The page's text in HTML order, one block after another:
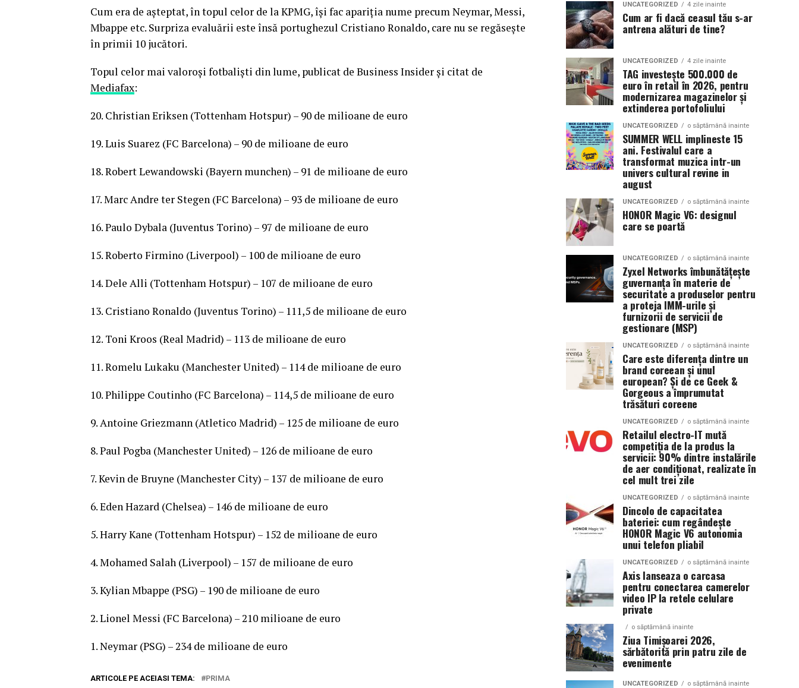
Cum era de aşteptat, în topul celor de la KPMG, îşi fac apariţia nume precum Neymar, Messi,
Mbappe etc. Surpriza evaluării este însă portughezul Cristiano Ronaldo, care nu se regăseşte
în primii 10 jucători.
Topul celor mai valoroşi fotbalişti din lume, publicat de Business Insider şi citat de
Mediafax:
20. Christian Eriksen (Tottenham Hotspur) – 90 de milioane de euro
19. Luis Suarez (FC Barcelona) – 90 de milioane de euro
18. Robert Lewandowski (Bayern munchen) – 91 de milioane de euro
17. Marc Andre ter Stegen (FC Barcelona) – 93 de milioane de euro
16. Paulo Dybala (Juventus Torino) – 97 de milioane de euro
15. Roberto Firmino (Liverpool) – 100 de milioane de euro
14. Dele Alli (Tottenham Hotspur) – 107 de milioane de euro
13. Cristiano Ronaldo (Juventus Torino) – 111,5 de milioane de euro
12. Toni Kroos (Real Madrid) – 113 de milioane de euro
11. Romelu Lukaku (Manchester United) – 114 de milioane de euro
10. Philippe Coutinho (FC Barcelona) – 114,5 de milioane de euro
9. Antoine Griezmann (Atletico Madrid) – 125 de milioane de euro
8. Paul Pogba (Manchester United) – 126 de milioane de euro
7. Kevin de Bruyne (Manchester City) – 137 de milioane de euro
6. Eden Hazard (Chelsea) – 146 de milioane de euro
5. Harry Kane (Tottenham Hotspur) – 152 de milioane de euro
4. Mohamed Salah (Liverpool) – 157 de milioane de euro
3. Kylian Mbappe (PSG) – 190 de milioane de euro
2. Lionel Messi (FC Barcelona) – 210 milioane de euro
1. Neymar (PSG) – 234 de milioane de euro
ARTICOLE PE ACEIASI TEMA: PRIMA
UNCATEGORIZED 4 zile inainte
Cum ar fi dacă ceasul tău s-ar
antrena alături de tine?
UNCATEGORIZED 4 zile inainte
TAG investește 500.000 de
euro în retail în 2026, pentru
modernizarea magazinelor și
extinderea portofoliului
UNCATEGORIZED o săptămână inainte
SUMMER WELL implineste 15
ani. Festivalul care a
transformat muzica intr-un
univers cultural revine in
august
UNCATEGORIZED o săptămână inainte
HONOR Magic V6: designul
care se poartă
UNCATEGORIZED o săptămână inainte
Zyxel Networks îmbunătățește
guvernanța în materie de
securitate a produselor pentru
a proteja IMM-urile și
furnizorii de servicii de
gestionare (MSP)
UNCATEGORIZED o săptămână inainte
Care este diferența dintre un
brand coreean și unul
european? Și de ce Geek &
Gorgeous a împrumutat
trăsături coreene
UNCATEGORIZED o săptămână inainte
Retailul electro-IT mută
competiția de la produs la
servicii: 90% dintre instalările
de aer condiționat, realizate în
cel mult trei zile
UNCATEGORIZED o săptămână inainte
Dincolo de capacitatea
bateriei: cum regândește
HONOR Magic V6 autonomia
unui telefon pliabil
UNCATEGORIZED o săptămână inainte
Axis lanseaza o carcasa
pentru conectarea camerelor
video IP la retele celulare
private
o săptămână inainte
Ziua Timișoarei 2026,
sărbătorită prin patru zile de
evenimente
UNCATEGORIZED o săptămână inainte